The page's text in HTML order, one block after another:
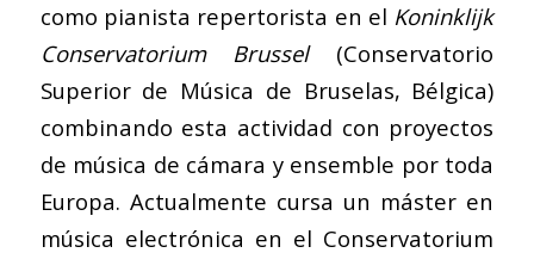
como pianista repertorista en el Koninklijk
Conservatorium Brussel (Conservatorio
Superior de Música de Bruselas, Bélgica)
combinando esta actividad con proyectos
de música de cámara y ensemble por toda
Europa. Actualmente cursa un máster en
música electrónica en el Conservatorium